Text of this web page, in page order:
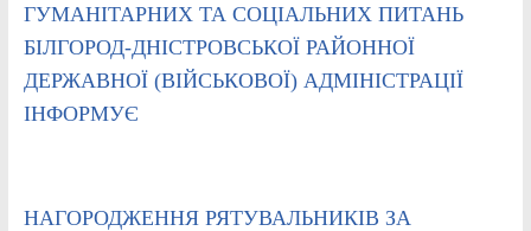
ГУМАНІТАРНИХ ТА СОЦІАЛЬНИХ ПИТАНЬ
БІЛГОРОД-ДНІСТРОВСЬКОЇ РАЙОННОЇ
ДЕРЖАВНОЇ (ВІЙСЬКОВОЇ) АДМІНІСТРАЦІЇ
ІНФОРМУЄ
НАГОРОДЖЕННЯ РЯТУВАЛЬНИКІВ ЗА